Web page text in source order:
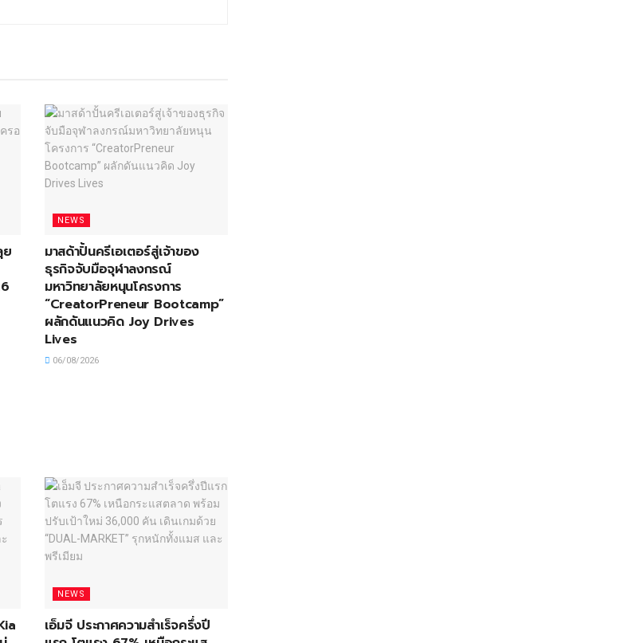
ย
NEWS
มาสด้าปั้นครีเอเตอร์สู่เจ้าของ
ธุรกิจจับมือจุฬาลงกรณ์
มหาวิทยาลัยหนุนโครงการ
“CreatorPreneur Bootcamp”
ผลักดันแนวคิด Joy Drives
Lives
06/08/2026
NEWS
เอ็มจี ประกาศความสำเร็จครึ่งปี